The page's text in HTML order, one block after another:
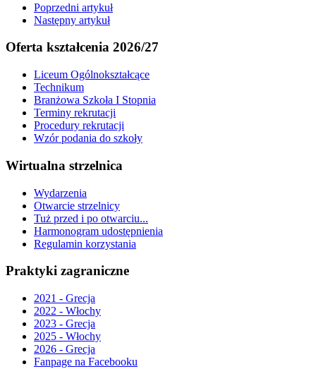
Poprzedni artykuł
Następny artykuł
Oferta kształcenia 2026/27
Liceum Ogólnokształcące
Technikum
Branżowa Szkoła I Stopnia
Terminy rekrutacji
Procedury rekrutacji
Wzór podania do szkoły
Wirtualna strzelnica
Wydarzenia
Otwarcie strzelnicy
Tuż przed i po otwarciu...
Harmonogram udostępnienia
Regulamin korzystania
Praktyki zagraniczne
2021 - Grecja
2022 - Włochy
2023 - Grecja
2025 - Włochy
2026 - Grecja
Fanpage na Facebooku